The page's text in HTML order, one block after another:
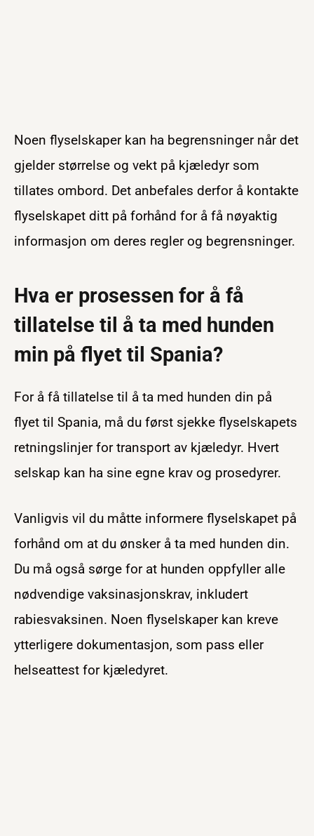
Noen flyselskaper kan ha begrensninger når det
gjelder størrelse og vekt på kjæledyr som
tillates ombord. Det anbefales derfor å kontakte
flyselskapet ditt på forhånd for å få nøyaktig
informasjon om deres regler og begrensninger.
Hva er prosessen for å få
tillatelse til å ta med hunden
min på flyet til Spania?
For å få tillatelse til å ta med hunden din på
flyet til Spania, må du først sjekke flyselskapets
retningslinjer for transport av kjæledyr. Hvert
selskap kan ha sine egne krav og prosedyrer.
Vanligvis vil du måtte informere flyselskapet på
forhånd om at du ønsker å ta med hunden din.
Du må også sørge for at hunden oppfyller alle
nødvendige vaksinasjonskrav, inkludert
rabiesvaksinen. Noen flyselskaper kan kreve
ytterligere dokumentasjon, som pass eller
helseattest for kjæledyret.